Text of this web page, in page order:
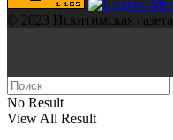
© 2023 Искитимская газета
No Result
View All Result